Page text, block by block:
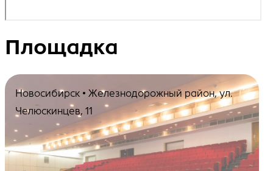
Площадка
Новосибирск • Железнодорожный район, ул.
Челюскинцев, 11